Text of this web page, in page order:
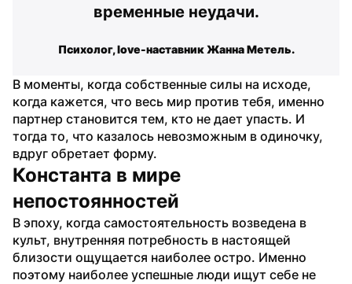
временные неудачи.
Психолог, love-наставник Жанна Метель.
В моменты, когда собственные силы на исходе,
когда кажется, что весь мир против тебя, именно
партнер становится тем, кто не дает упасть. И
тогда то, что казалось невозможным в одиночку,
вдруг обретает форму.
Константа в мире
непостоянностей
В эпоху, когда самостоятельность возведена в
культ, внутренняя потребность в настоящей
близости ощущается наиболее остро. Именно
поэтому наиболее успешные люди ищут себе не